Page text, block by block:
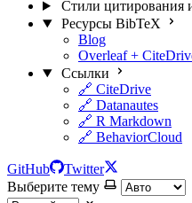
Стили цитирования
Ресурсы BibTeX
Blog
Overleaf +
Ссылки
🔗 CiteDrive
🔗 Datanautes
🔗 R Markdown
🔗 BehaviorCloud
GitHub
Twitter
Выберите тему